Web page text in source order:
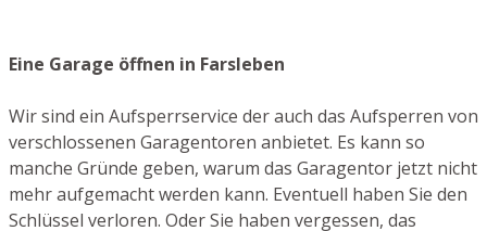
Eine Garage öffnen in Farsleben
Wir sind ein Aufsperrservice der auch das Aufsperren von
verschlossenen Garagentoren anbietet. Es kann so
manche Gründe geben, warum das Garagentor jetzt nicht
mehr aufgemacht werden kann. Eventuell haben Sie den
Schlüssel verloren. Oder Sie haben vergessen, das